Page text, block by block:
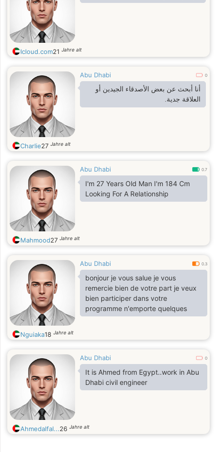
Icloud.com21 Jahre alt
Abu Dhabi 0
أنا أبحث عن بعض الأصدقاء الجيدين أو
العلاقة جدية.
Charlie27 Jahre alt
Abu Dhabi 0.7
I'm 27 Years Old Man I'm 184 Cm
Looking For A Relationship
Mahmood27 Jahre alt
Abu Dhabi 0.3
bonjour je vous salue je vous
remercie bien de votre part je veux
bien participer dans votre
programme n'emporte quelques
Nguiaka18 Jahre alt
Abu Dhabi 0
It is Ahmed from Egypt..work in Abu
Dhabi civil engineer
Ahmedalfal...26 Jahre alt